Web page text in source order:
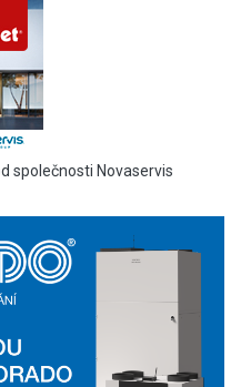
společnosti Novaservis